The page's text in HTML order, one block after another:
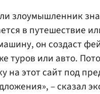
злоумышленник
в путешествие
он создаст
туров или авто.
на этот сайт под
– сказал